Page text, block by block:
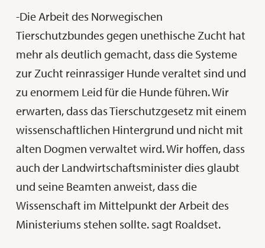
-Die Arbeit des Norwegischen
Tierschutzbundes gegen unethische Zucht hat
mehr als deutlich gemacht, dass die Systeme
zur Zucht reinrassiger Hunde veraltet sind und
zu enormem Leid für die Hunde führen. Wir
erwarten, dass das Tierschutzgesetz mit einem
wissenschaftlichen Hintergrund und nicht mit
alten Dogmen verwaltet wird. Wir hoffen, dass
auch der Landwirtschaftsminister dies glaubt
und seine Beamten anweist, dass die
Wissenschaft im Mittelpunkt der Arbeit des
Ministeriums stehen sollte. sagt Roaldset.